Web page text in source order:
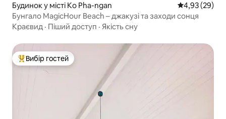
Будинок у місті Ko Pha-ngan Середня
4,93 (29)
Бунгало MagicHour Beach – джакузі та заходи сонця
Краєвид · Піший доступ · Якість сну
Топ вибір гостей
Вибір гостей